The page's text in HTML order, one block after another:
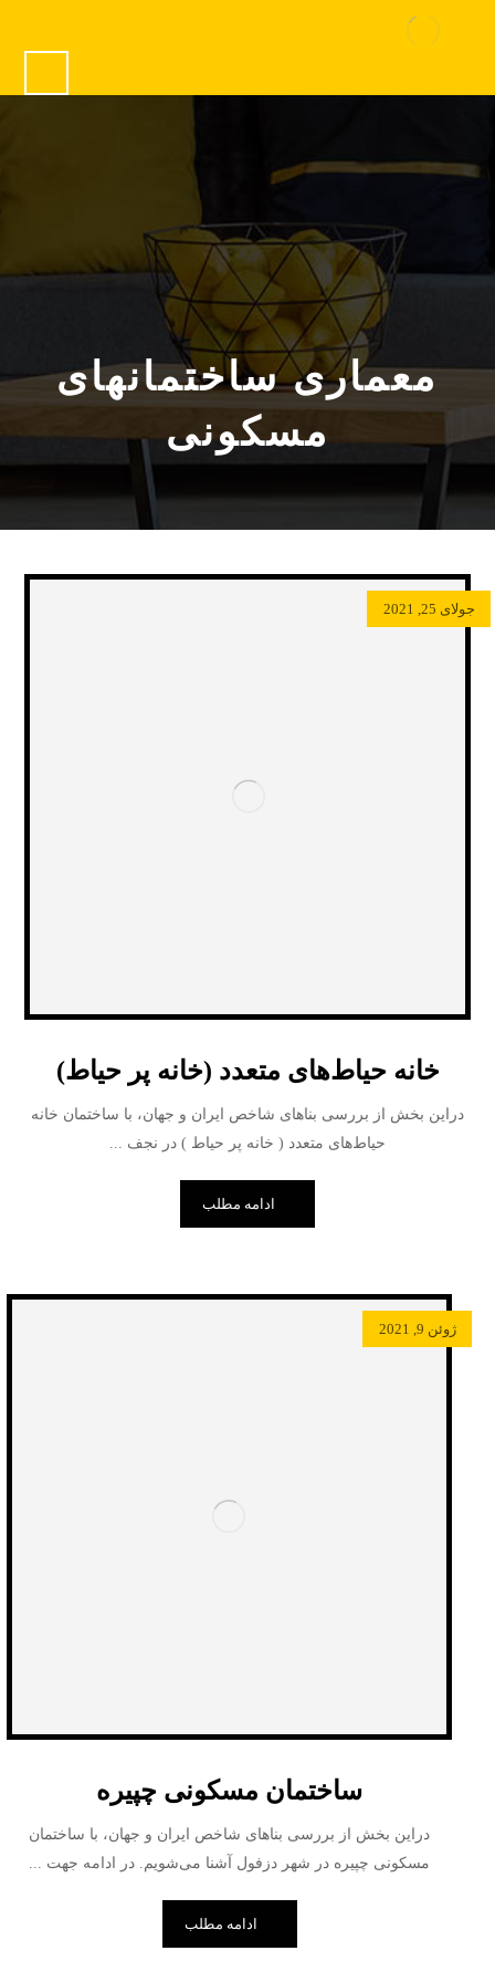
معماری ساختمانهای
مسکونی
خانه حیاط‌های متعدد (خانه پر حیاط)
جولای 25, 2021
دراین بخش از بررسی بناهای شاخص ایران و جهان، با ساختمان خانه
حیاط‌های متعدد ( خانه پر حیاط ) در نجف ...
ادامه مطلب
ساختمان مسکونی چپیره
ژوئن 9, 2021
دراین بخش از بررسی بناهای شاخص ایران و جهان، با ساختمان
مسکونی چپیره در شهر دزفول آشنا می‌شویم. در ادامه جهت ...
ادامه مطلب